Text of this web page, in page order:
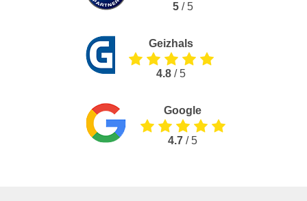
5/ 5
Geizhals
4.8 / 5
Google
4.7 / 5